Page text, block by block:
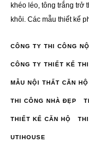
khéo léo, tông trắng trở
khôi. Các mẫu thiết kế
CÔNG TY THI CÔNG
CÔNG TY THIẾT KẾ
MẪU NỘI THẤT CĂN
THI CÔNG NHÀ ĐẸP
THIẾT KẾ CĂN HỘ
UTIHOUSE